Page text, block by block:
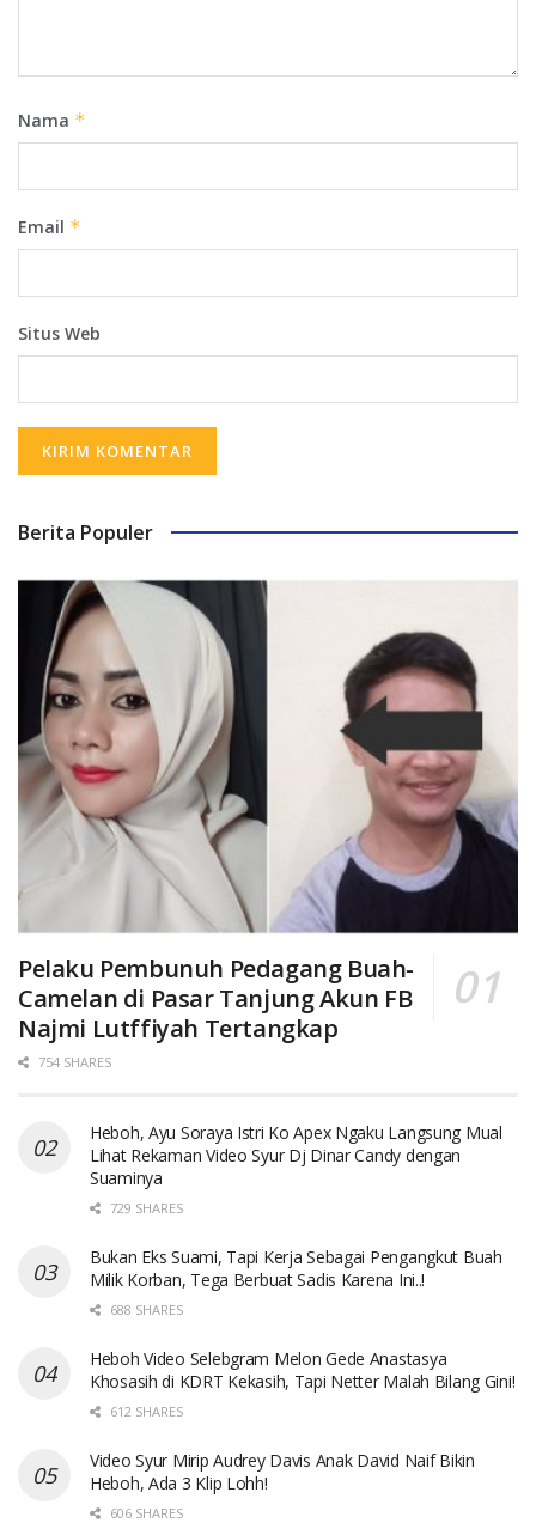
Nama *
Email *
Situs Web
Berita Populer
Pelaku Pembunuh Pedagang Buah-
Camelan di Pasar Tanjung Akun FB
Najmi Lutffiyah Tertangkap
754 SHARES
Heboh, Ayu Soraya Istri Ko Apex Ngaku Langsung Mual
Lihat Rekaman Video Syur Dj Dinar Candy dengan
Suaminya
729 SHARES
Bukan Eks Suami, Tapi Kerja Sebagai Pengangkut Buah
Milik Korban, Tega Berbuat Sadis Karena Ini..!
688 SHARES
Heboh Video Selebgram Melon Gede Anastasya
Khosasih di KDRT Kekasih, Tapi Netter Malah Bilang Gini!
612 SHARES
Video Syur Mirip Audrey Davis Anak David Naif Bikin
Heboh, Ada 3 Klip Lohh!
606 SHARES